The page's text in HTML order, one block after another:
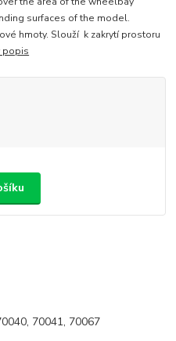
surfaces of the model.
hmoty. Slouží k zakrytí prostoru
popis
70041, 70067